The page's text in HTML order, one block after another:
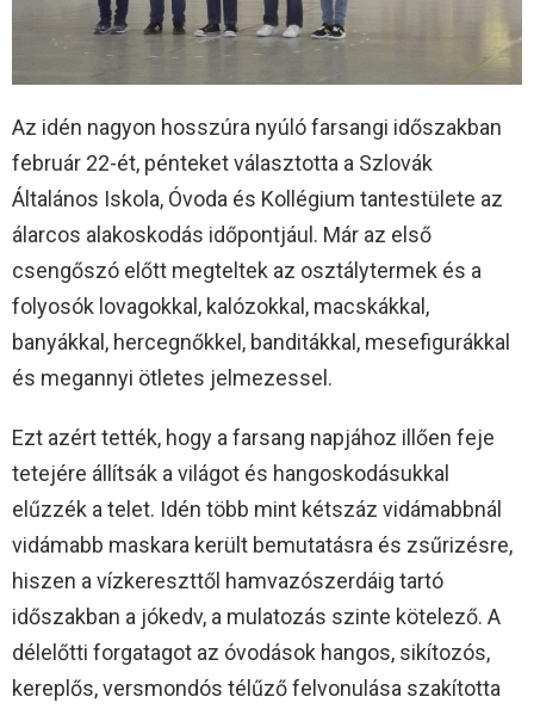
Az idén nagyon hosszúra nyúló farsangi időszakban
február 22-ét, pénteket választotta a Szlovák
Általános Iskola, Óvoda és Kollégium tantestülete az
álarcos alakoskodás időpontjául. Már az első
csengőszó előtt megteltek az osztálytermek és a
folyosók lovagokkal, kalózokkal, macskákkal,
banyákkal, hercegnőkkel, banditákkal, mesefigurákkal
és megannyi ötletes jelmezessel.
Ezt azért tették, hogy a farsang napjához illően feje
tetejére állítsák a világot és hangoskodásukkal
elűzzék a telet. Idén több mint kétszáz vidámabbnál
vidámabb maskara került bemutatásra és zsűrizésre,
hiszen a vízkereszttől hamvazószerdáig tartó
időszakban a jókedv, a mulatozás szinte kötelező. A
délelőtti forgatagot az óvodások hangos, sikítozós,
kereplős, versmondós télűző felvonulása szakította